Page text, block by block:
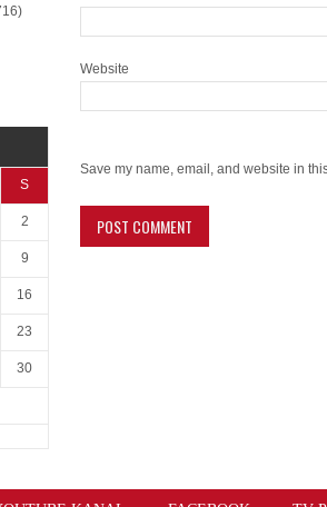
S
2
9
16
23
30
Website
Save my name, email, and website in